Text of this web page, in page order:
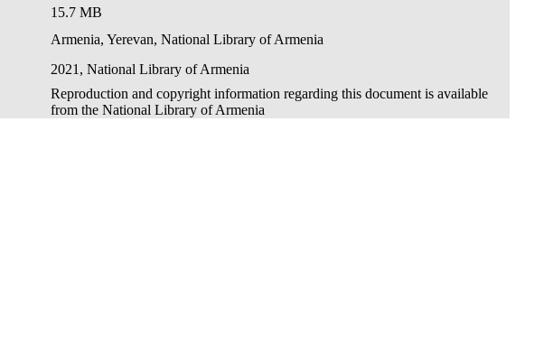
15.7 MB
Armenia, Yerevan, National Library of Armenia
2021, National Library of Armenia
Reproduction and copyright information regarding this document is available
from the National Library of Armenia